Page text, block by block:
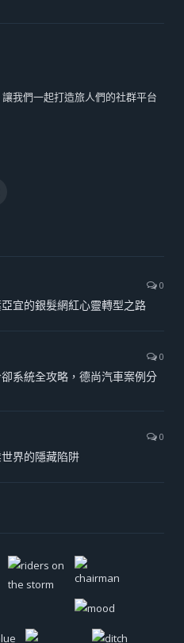
我們一起打造旅人們的社群平台
0
宜的銀髮網紅心靈轉型之路
0
系統全攻略，德尚汽車案例分
0
界的隱藏陷阱